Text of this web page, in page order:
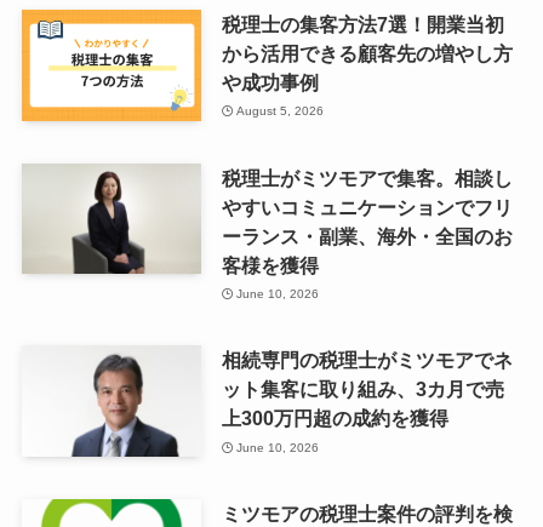
税理士の集客方法7選！開業当初
から活用できる顧客先の増やし方
や成功事例
August 5, 2026
税理士がミツモアで集客。相談し
やすいコミュニケーションでフリ
ーランス・副業、海外・全国のお
客様を獲得
June 10, 2026
相続専門の税理士がミツモアでネ
ット集客に取り組み、3カ月で売
上300万円超の成約を獲得
June 10, 2026
ミツモアの税理士案件の評判を検